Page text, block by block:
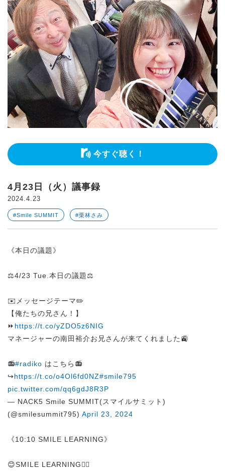
今すぐ聴く！
4月23日（火）議事録
2024.4.23
#Smile SUMMIT #栗林さみ
《本日の議題》
⚖️4/23 Tue.本日の議題⚖️
✉️メッセージテーマ✏️
【俺たちの兄さん！】
⏩ https://t.co/yZDO5z6NIG
マネージャーの南田裕介お兄さんが来てくれました🚉
📻#radiko はこちら📻
↪︎https://t.co/o4Ol6fd0NZ#smile795
pic.twitter.com/qq6gdJ8R3P
— NACK5 Smile SUMMIT(スマイルサミット)
(@smilesummit795) April 23, 2024
《10:10 SMILE LEARNING》
😊SMILE LEARNING✍🏻